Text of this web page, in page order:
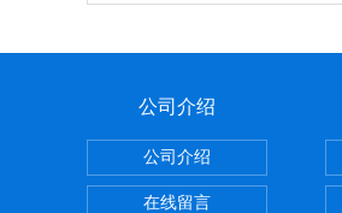
公司介绍
公司介绍
在线留言